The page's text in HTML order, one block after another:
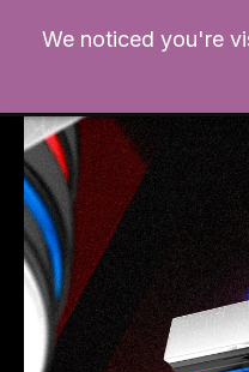
We noticed you're